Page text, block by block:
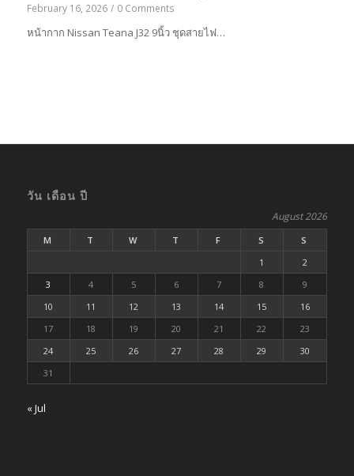
February 16, 2026 / 0 Comments
หน้ากาก Nissan Teana J32 9นิ้ว ชุดสายไฟ…
วัน เดือน ปี
August 2026
M T W T F S
S
1
2
3
4 5 6 7 8
9
10
11 12 13 14 15
16
17
18 19 20 21 22
23
24
25 26 27 28 29
30
31
« Jul